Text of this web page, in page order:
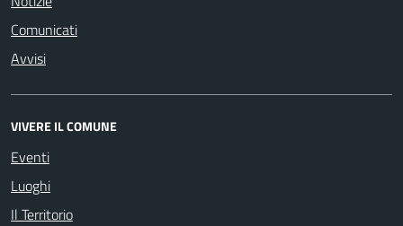
Comunicati
Avvisi
VIVERE IL COMUNE
Eventi
Luoghi
Il Territorio